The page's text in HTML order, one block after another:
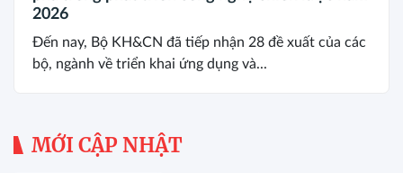
2026
Đến nay, Bộ KH&CN đã tiếp nhận 28 đề xuất của các
bộ, ngành về triển khai ứng dụng và...
MỚI CẬP NHẬT